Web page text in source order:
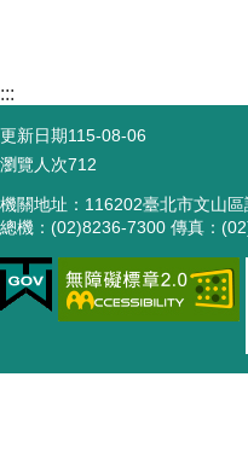
:::
更新日期115-08-06
瀏覽人次712
機關地址：116202臺北市文山
總機：(02)8236-7300 傳真：